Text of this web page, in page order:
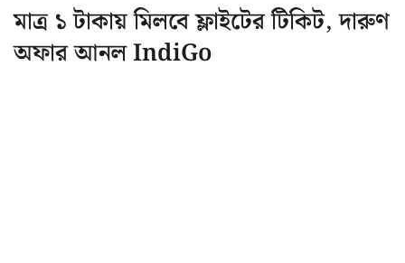
মাত্র ১ টাকায় মিলবে ফ্লাইটের টিকিট, দারুণ
অফার আনল IndiGo